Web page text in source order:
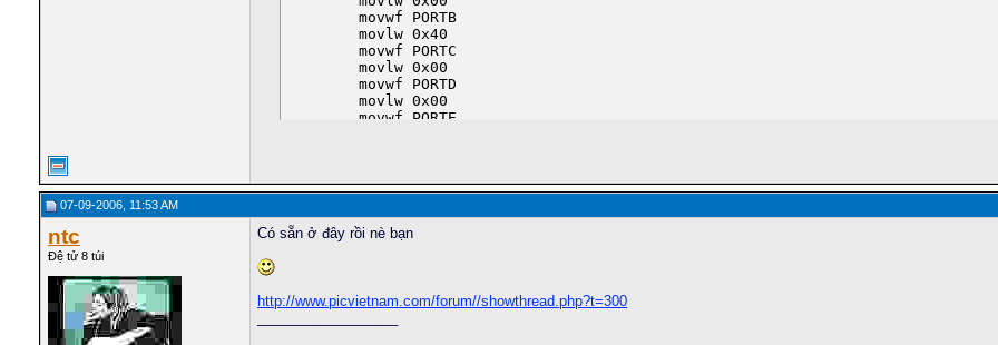
        movwf PORTB
        movlw 0x40
        movwf PORTC
        movlw 0x00
        movwf PORTD
        movlw 0x00
        movwf PORTE
        movlw 0x00
        movlw 0x80
        movwf TRISC
        movwf TRISE
07-09-2006, 11:53 AM
ntc
Đệ tử 8 túi
Có sẵn ở đây rồi nè bạn
http://www.picvietnam.com/forum//showthread.php?t=300